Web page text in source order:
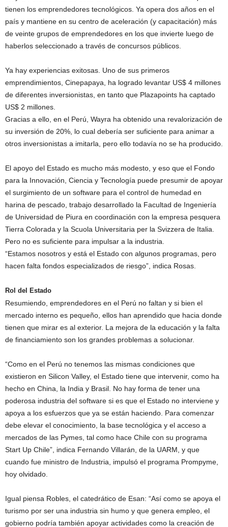
tienen los emprendedores tecnológicos. Ya opera dos años en el
país y mantiene en su centro de aceleración (y capacitación) más
de veinte grupos de emprendedores en los que invierte luego de
haberlos seleccionado a través de concursos públicos.
Ya hay experiencias exitosas. Uno de sus primeros
emprendimientos, Cinepapaya, ha logrado levantar US$ 4 millones
de diferentes inversionistas, en tanto que Plazapoints ha captado
US$ 2 millones.
Gracias a ello, en el Perú, Wayra ha obtenido una revalorización de
su inversión de 20%, lo cual debería ser suficiente para animar a
otros inversionistas a imitarla, pero ello todavía no se ha producido.
El apoyo del Estado es mucho más modesto, y eso que el Fondo
para la Innovación, Ciencia y Tecnología puede presumir de apoyar
el surgimiento de un software para el control de humedad en
harina de pescado, trabajo desarrollado la Facultad de Ingeniería
de Universidad de Piura en coordinación con la empresa pesquera
Tierra Colorada y la Scuola Universitaria per la Svizzera de Italia.
Pero no es suficiente para impulsar a la industria.
“Estamos nosotros y está el Estado con algunos programas, pero
hacen falta fondos especializados de riesgo”, indica Rosas.
Rol del Estado
Resumiendo, emprendedores en el Perú no faltan y si bien el
mercado interno es pequeño, ellos han aprendido que hacia donde
tienen que mirar es al exterior. La mejora de la educación y la falta
de financiamiento son los grandes problemas a solucionar.
“Como en el Perú no tenemos las mismas condiciones que
existieron en Silicon Valley, el Estado tiene que intervenir, como ha
hecho en China, la India y Brasil. No hay forma de tener una
poderosa industria del software si es que el Estado no interviene y
apoya a los esfuerzos que ya se están haciendo. Para comenzar
debe elevar el conocimiento, la base tecnológica y el acceso a
mercados de las Pymes, tal como hace Chile con su programa
Start Up Chile”, indica Fernando Villarán, de la UARM, y que
cuando fue ministro de Industria, impulsó el programa Prompyme,
hoy olvidado.
Igual piensa Robles, el catedrático de Esan: “Así como se apoya el
turismo por ser una industria sin humo y que genera empleo, el
gobierno podría también apoyar actividades como la creación de